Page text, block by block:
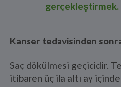
gerçekleştirmek.
Kanser tedavisinden
Saç dökülmesi geçicidir.
itibaren üç ila altı ay